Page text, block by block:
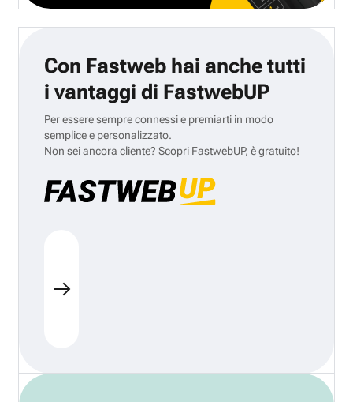
Con Fastweb hai anche tutti
i vantaggi di FastwebUP
Per essere sempre connessi e premiarti in modo
semplice e personalizzato.
Non sei ancora cliente? Scopri FastwebUP, è gratuito!